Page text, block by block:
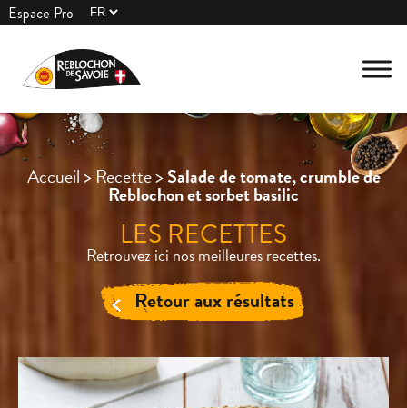
Espace Pro
Accueil> Recette>Salade de tomate, crumble de
Reblochon et sorbet basilic
LES RECETTES
Retrouvez ici nos meilleures recettes.
Retour aux résultats